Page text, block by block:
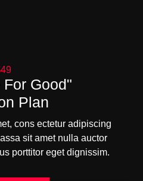
Good"
Plan
cons ectetur adipiscing
sit amet nulla auctor
porttitor eget dignissim.